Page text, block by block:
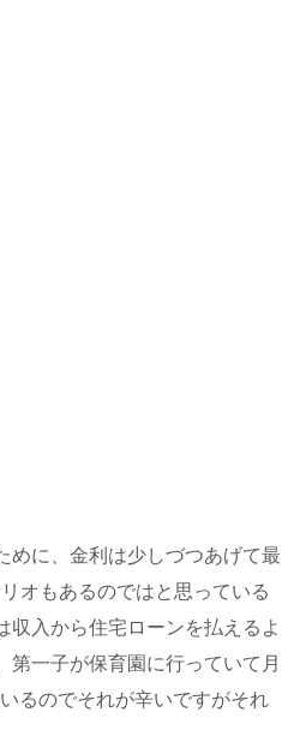
めに、金利は少しづつあげて最
オもあるのではと思っている
収入から住宅ローンを払えるよ
第一子が保育園に行っていて月
るのでそれが辛いですがそれ